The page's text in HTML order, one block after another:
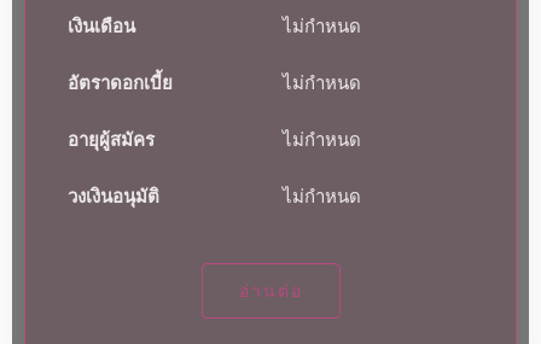
เงินเดือน
ไม่กำหนด
อัตราดอกเบี้ย ไม่กำหนด
อายุผู้สมัคร ไม่กำหนด
วงเงินอนุมัติ ไม่กำหนด
อ่านต่อ